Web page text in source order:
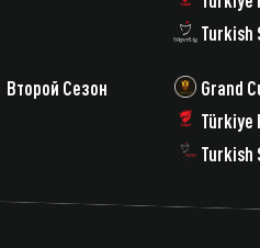
Turkish
Второй Сезон
Grand
Türkiye
Turkish